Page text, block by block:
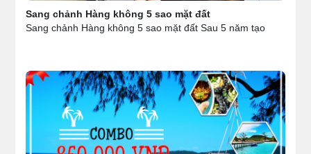
Sang chảnh Hàng không 5 sao mặt đất
Sang chảnh Hàng không 5 sao mặt đất Sau 5 năm tạo